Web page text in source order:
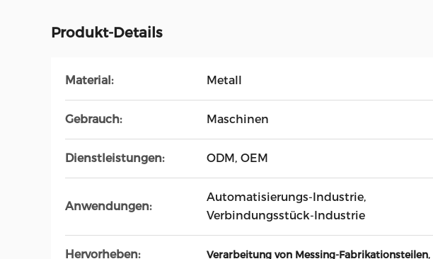
Produkt-Details
Material: Metall
Gebrauch: Maschinen
Dienstleistungen: ODM, OEM
Anwendungen:
Automatisierungs-Industrie,
Verbindungsstück-Industrie
Hervorheben: Verarbeitung von Messing-Fabrikationsteilen,